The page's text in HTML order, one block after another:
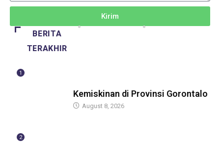
Kirim
BERITA
TERAKHIR
1
Kemiskinan di Provinsi Gorontalo
August 8, 2026
2